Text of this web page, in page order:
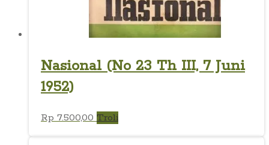
Nasional (No 23 Th III, 7 Juni
1952)
Rp 7.500,00 Troli